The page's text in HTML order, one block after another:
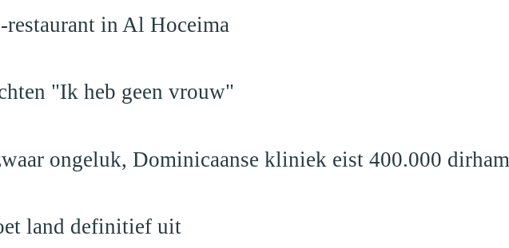
in Al Hoceima
"Ik heb geen vrouw"
ongeluk, Dominicaanse kliniek eist 400.000 dirham
land definitief uit